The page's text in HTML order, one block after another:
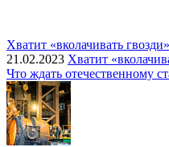
Хватит «вколачивать
21.02.2023 Хватит
Что ждать отечественному